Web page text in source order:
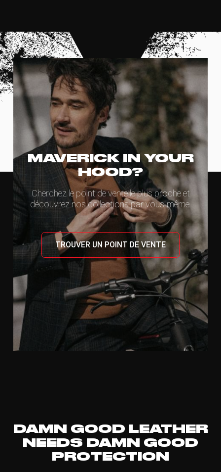
MAVERICK IN YOUR
HOOD?
Cherchez le point de vente le plus proche et
découvrez nos collections par vous-même.
TROUVER UN POINT DE VENTE
DAMN GOOD LEATHER
NEEDS DAMN GOOD
PROTECTION